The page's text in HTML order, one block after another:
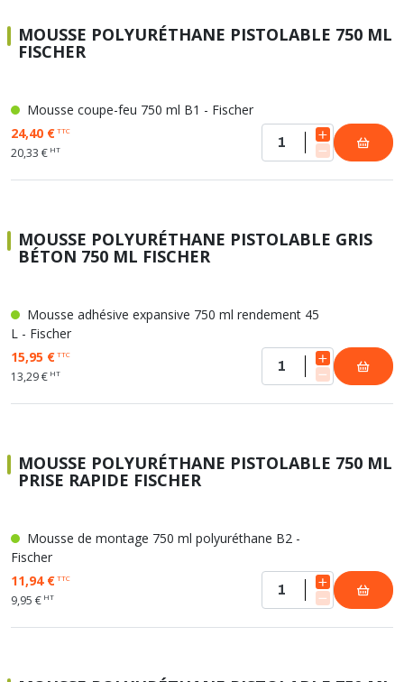
MOUSSE POLYURÉTHANE PISTOLABLE 750 ML
FISCHER
Mousse coupe-feu 750 ml B1 - Fischer
24,40 €TTC
20,33 € HT
MOUSSE POLYURÉTHANE PISTOLABLE GRIS
BÉTON 750 ML FISCHER
Mousse adhésive expansive 750 ml rendement 45
L - Fischer
15,95 €TTC
13,29 € HT
MOUSSE POLYURÉTHANE PISTOLABLE 750 ML
PRISE RAPIDE FISCHER
Mousse de montage 750 ml polyuréthane B2 -
Fischer
11,94 €TTC
9,95 € HT